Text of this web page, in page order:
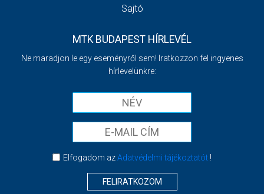
Sajtó
MTK BUDAPEST HÍRLEVÉL
Ne maradjon le egy eseményről sem! Iratkozzon fel ingyenes
hírlevelünkre:
Elfogadom azAdatvédelmi tájékoztatót!
FELIRATKOZOM